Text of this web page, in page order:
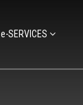
e-SERVICES